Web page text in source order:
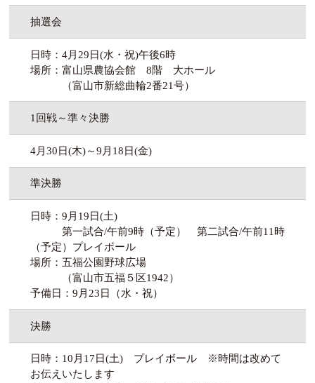
抽選会
日時：4月29日(水・祝)午後6時
場所：富山県農協会館 8階 大ホール
（富山市新総曲輪2番21号）
1回戦～準々決勝
4月30日(木)～9月18日(金)
準決勝
日時：9月19日(土)
第一試合/午前9時（予定） 第二試合/午前11時
（予定）プレイボール
場所：五福公園野球広場
（富山市五福５区1942）
予備日：9月23日（水・祝）
決勝
日時：10月17日(土) プレイボール ※時間は改めて
お伝えいたします